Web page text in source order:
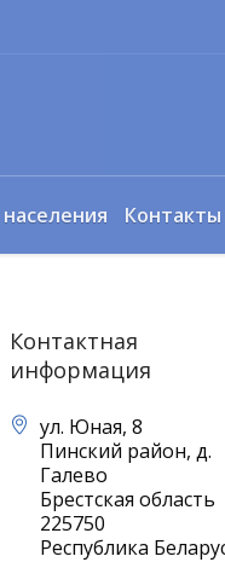
Контакты
Контактная
информация
ул. Юная, 8
Пинский район, д.
Галево
Брестская область
225750
Республика